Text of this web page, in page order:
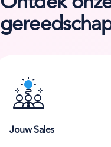
Jouw Sales